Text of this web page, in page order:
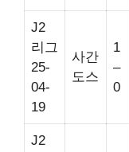
J2
리그
25-
04-
19
사간
도스
1
–
0
J2